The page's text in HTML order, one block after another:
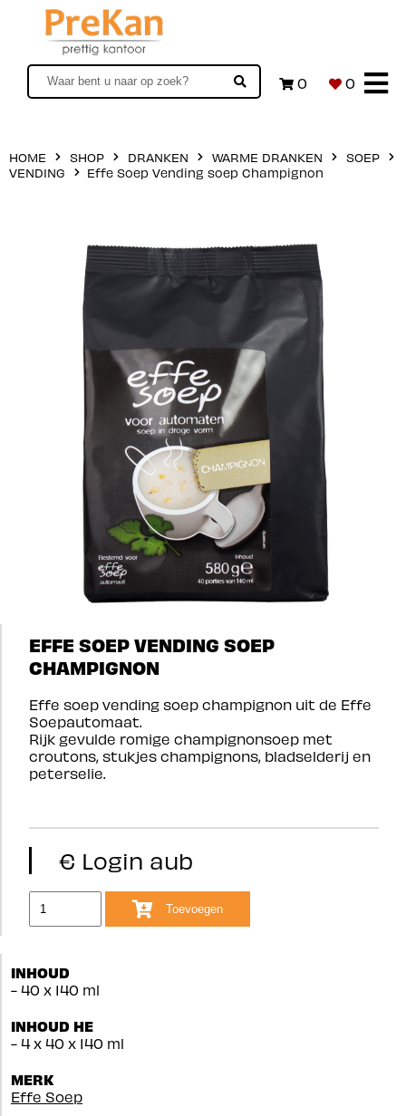
0 0
HOME SHOP DRANKEN WARME DRANKEN
SOEP
VENDING
Effe Soep Vending soep Champignon
EFFE SOEP VENDING SOEP
CHAMPIGNON
Effe soep vending soep champignon uit de Effe
Soepautomaat.
Rijk gevulde romige champignonsoep met
croutons, stukjes champignons, bladselderij en
peterselie.
€ Login aub
Toevoegen
INHOUD
- 40 x 140 ml
INHOUD HE
- 4 x 40 x 140 ml
MERK
Effe Soep